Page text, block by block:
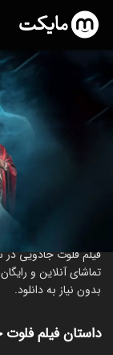
فیلم فلوت جادویی
65
ساخت آلمان سال 2022
درباره فیلم فلوت
بدون نیاز به دانلود.
داستان فیلم